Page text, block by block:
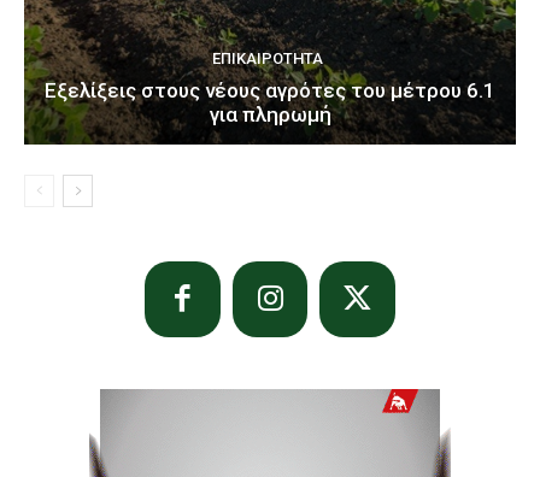
ΕΠΙΚΑΙΡΌΤΗΤΑ
Εξελίξεις στους νέους αγρότες του μέτρου 6.1
για πληρωμή